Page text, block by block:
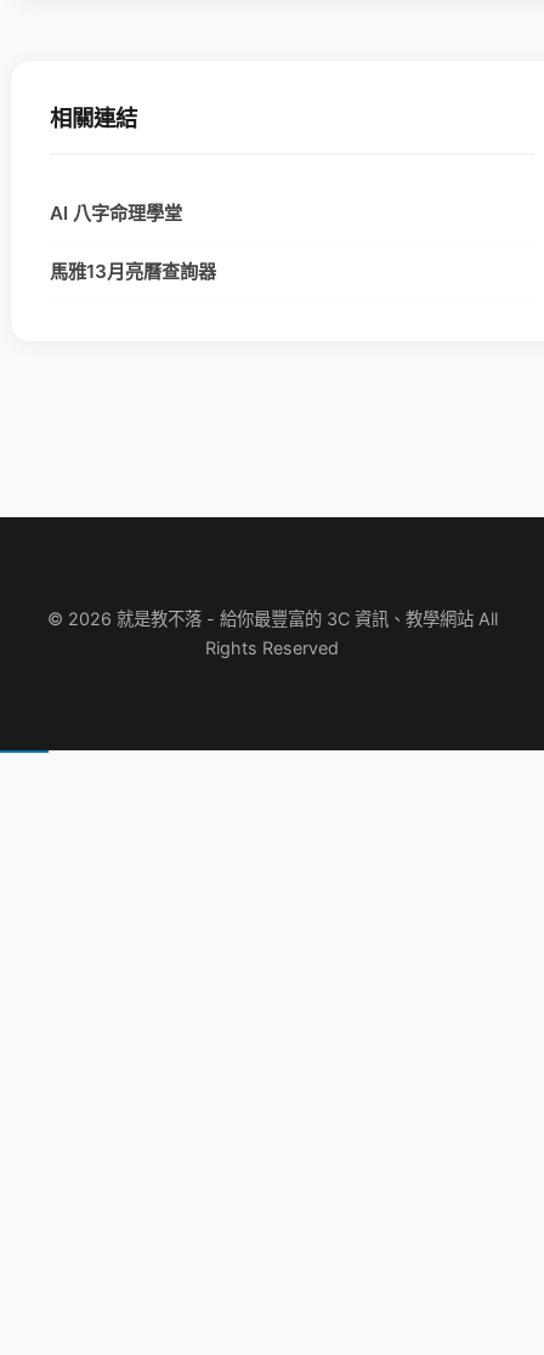
相關連結
AI 八字命理學堂
馬雅13月亮曆查詢器
© 2026 就是教不落 - 給你最豐富的 3C 資訊、教學網站 All
Rights Reserved